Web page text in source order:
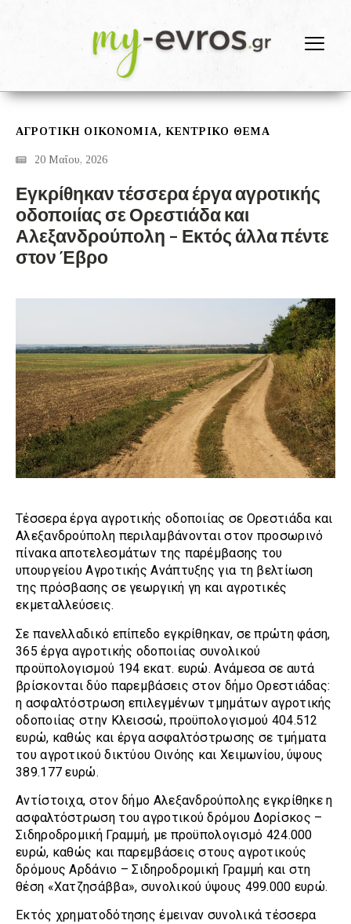
ΑΓΡΟΤΙΚΗ ΟΙΚΟΝΟΜΙΑ,ΚΕΝΤΡΙΚΟ ΘΕΜΑ
20 Μαΐου, 2026
Εγκρίθηκαν τέσσερα έργα αγροτικής
οδοποιίας σε Ορεστιάδα και
Αλεξανδρούπολη – Εκτός άλλα πέντε
στον Έβρο
Τέσσερα έργα αγροτικής οδοποιίας σε Ορεστιάδα και
Αλεξανδρούπολη περιλαμβάνονται στον προσωρινό
πίνακα αποτελεσμάτων της παρέμβασης του
υπουργείου Αγροτικής Ανάπτυξης για τη βελτίωση
της πρόσβασης σε γεωργική γη και αγροτικές
εκμεταλλεύσεις.
Σε πανελλαδικό επίπεδο εγκρίθηκαν, σε πρώτη φάση,
365 έργα αγροτικής οδοποιίας συνολικού
προϋπολογισμού 194 εκατ. ευρώ. Ανάμεσα σε αυτά
βρίσκονται δύο παρεμβάσεις στον δήμο Ορεστιάδας:
η ασφαλτόστρωση επιλεγμένων τμημάτων αγροτικής
οδοποιίας στην Κλεισσώ, προϋπολογισμού 404.512
ευρώ, καθώς και έργα ασφαλτόστρωσης σε τμήματα
του αγροτικού δικτύου Οινόης και Χειμωνίου, ύψους
389.177 ευρώ.
Αντίστοιχα, στον δήμο Αλεξανδρούπολης εγκρίθηκε η
ασφαλτόστρωση του αγροτικού δρόμου Δορίσκος –
Σιδηροδρομική Γραμμή, με προϋπολογισμό 424.000
ευρώ, καθώς και παρεμβάσεις στους αγροτικούς
δρόμους Αρδάνιο – Σιδηροδρομική Γραμμή και στη
θέση «Χατζησάββα», συνολικού ύψους 499.000 ευρώ.
Εκτός χρηματοδότησης έμειναν συνολικά τέσσερα